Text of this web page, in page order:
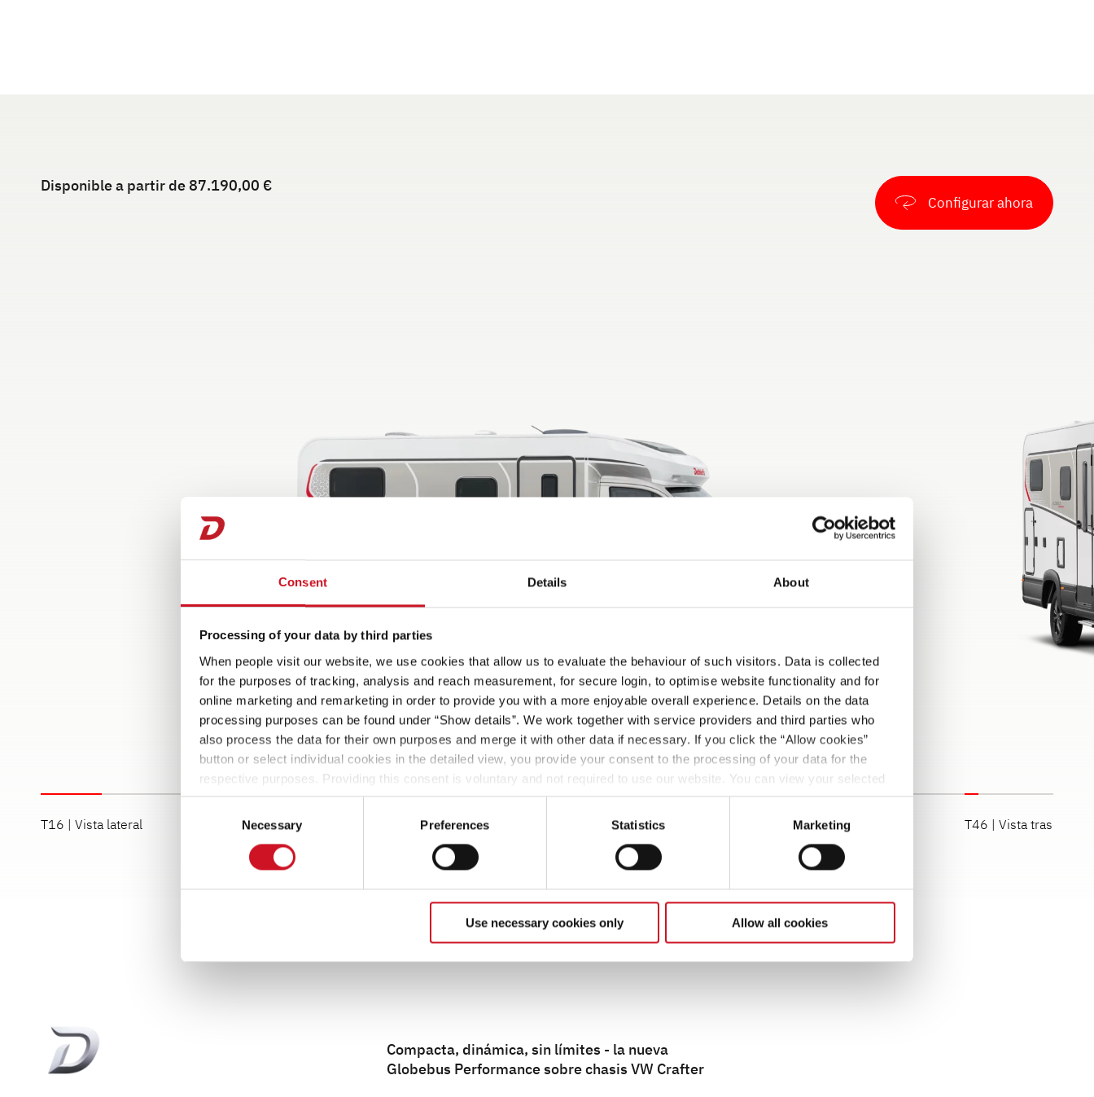
Consent Details About
Processing of your data by third parties
When people visit our website, we use cookies that allow us to evaluate the behaviour of such visitors. Data is collected
for the purposes of tracking, analysis and reach measurement, for secure login, to optimise website functionality and for
online marketing and remarketing in order to provide you with a more enjoyable overall experience. Details on the data
processing purposes can be found under “Show details”. We work together with service providers and third parties who
also process the data for their own purposes and merge it with other data if necessary. If you click the “Allow cookies”
button or select individual cookies in the detailed view, you provide your consent to the processing of your data for the
respective purposes. Providing this consent is voluntary and not required to use our website. You can view your selected
settings at any time as well as deselect or change them later (such as by using the fingerprint button at the bottom left of
the website). You can find further information in our Privacy Policy.
Necessary Preferences Statistics Marketing
Use necessary cookies only Allow all cookies
Disponible a partir de 87.190,00 €
Configurar ahora
T16 | Vista lateral T16 | Vista frontal T16 | Vista trasera T46 | Vista lateral T46 | Vista frontal T46 | Vista trasera
Compacta, dinámica, sin límites - la nueva
Globebus Performance sobre chasis VW Crafter